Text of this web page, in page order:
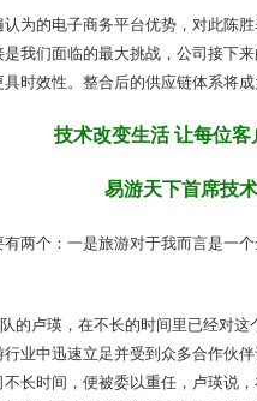
为的电子商务平台优势，对此陈
我们面临的最大挑战，公司接下
时效性。整合后的供应链体系将
技术改变生活 让每位
易游天下首席技
两个：一是旅游对于我而言是一
的卢瑛，在不长的时间里已经对
业中迅速立足并受到众多合作伙
长时间，便被委以重任，卢瑛说